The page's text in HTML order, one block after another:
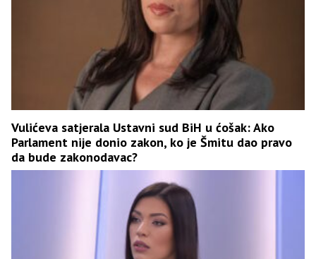
Vulićeva satjerala Ustavni sud BiH u ćošak: Ako
Parlament nije donio zakon, ko je Šmitu dao pravo
da bude zakonodavac?